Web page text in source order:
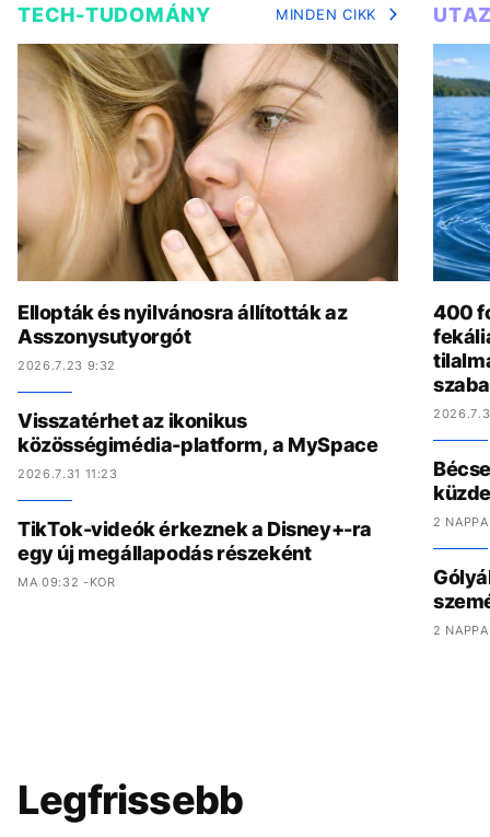
TECH-TUDOMÁNY MINDEN CIKK
Ellopták és nyilvánosra állították az
Asszonysutyorgót
2026.7.23 9:32
Visszatérhet az ikonikus
közösségimédia-platform, a MySpace
2026.7.31 11:23
TikTok-videók érkeznek a Disney+-ra
egy új megállapodás részeként
MA 09:32 -KOR
400
2
2
Legfrissebb